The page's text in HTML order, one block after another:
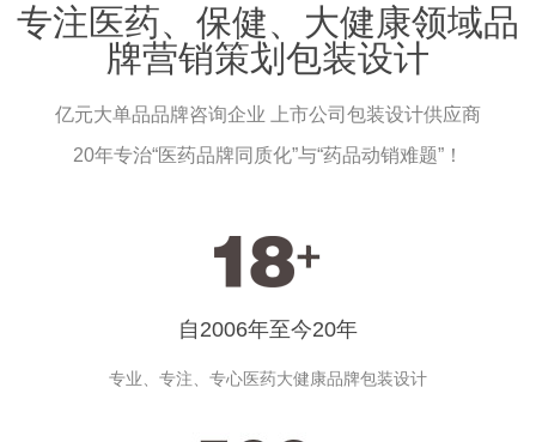
专注医药、保健、大健康领域品
牌营销策划包装设计
亿元大单品品牌咨询企业 上市公司包装设计供应商
20年专治“医药品牌同质化”与“药品动销难题”！
自2006年至今20年
专业、专注、专心医药大健康品牌包装设计